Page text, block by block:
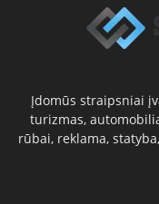
Įdomūs straipsniai
turizmas,
rūbai, reklama,